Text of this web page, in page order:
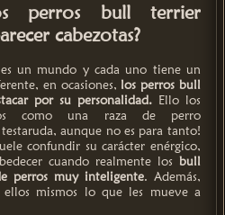
perros bull terrier
cabezotas?
un mundo y cada uno tiene un
en ocasiones, los perros bull
por su personalidad.Ello los
como una raza de perro
aunque no es para tanto!
confundir su carácter enérgico,
cuando realmente los bull
perros muy inteligente. Además,
mismos lo que les mueve a